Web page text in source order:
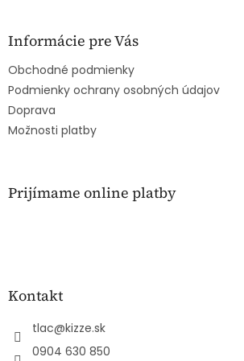
Informácie pre Vás
Obchodné podmienky
Podmienky ochrany osobných údajov
Doprava
Možnosti platby
Prijímame online platby
Kontakt
tlac@kizze.sk
0904 630 850